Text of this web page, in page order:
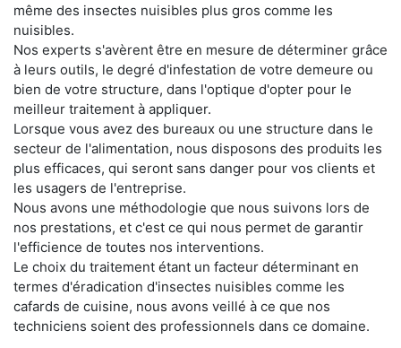
même des insectes nuisibles plus gros comme les
nuisibles.
Nos experts s'avèrent être en mesure de déterminer grâce
à leurs outils, le degré d'infestation de votre demeure ou
bien de votre structure, dans l'optique d'opter pour le
meilleur traitement à appliquer.
Lorsque vous avez des bureaux ou une structure dans le
secteur de l'alimentation, nous disposons des produits les
plus efficaces, qui seront sans danger pour vos clients et
les usagers de l'entreprise.
Nous avons une méthodologie que nous suivons lors de
nos prestations, et c'est ce qui nous permet de garantir
l'efficience de toutes nos interventions.
Le choix du traitement étant un facteur déterminant en
termes d'éradication d'insectes nuisibles comme les
cafards de cuisine, nous avons veillé à ce que nos
techniciens soient des professionnels dans ce domaine.